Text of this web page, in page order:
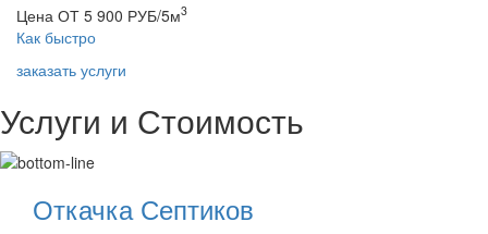
Цена ОТ 5 900 РУБ/5м3
Как быстро
заказать услуги
Услуги и Стоимость
Откачка Септиков